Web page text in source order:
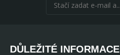
DŮLEŽITÉ INFORMACE